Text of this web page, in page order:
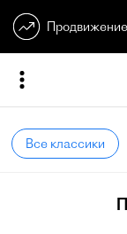
Все классики